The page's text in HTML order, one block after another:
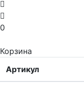
0
Корзина
Артикул